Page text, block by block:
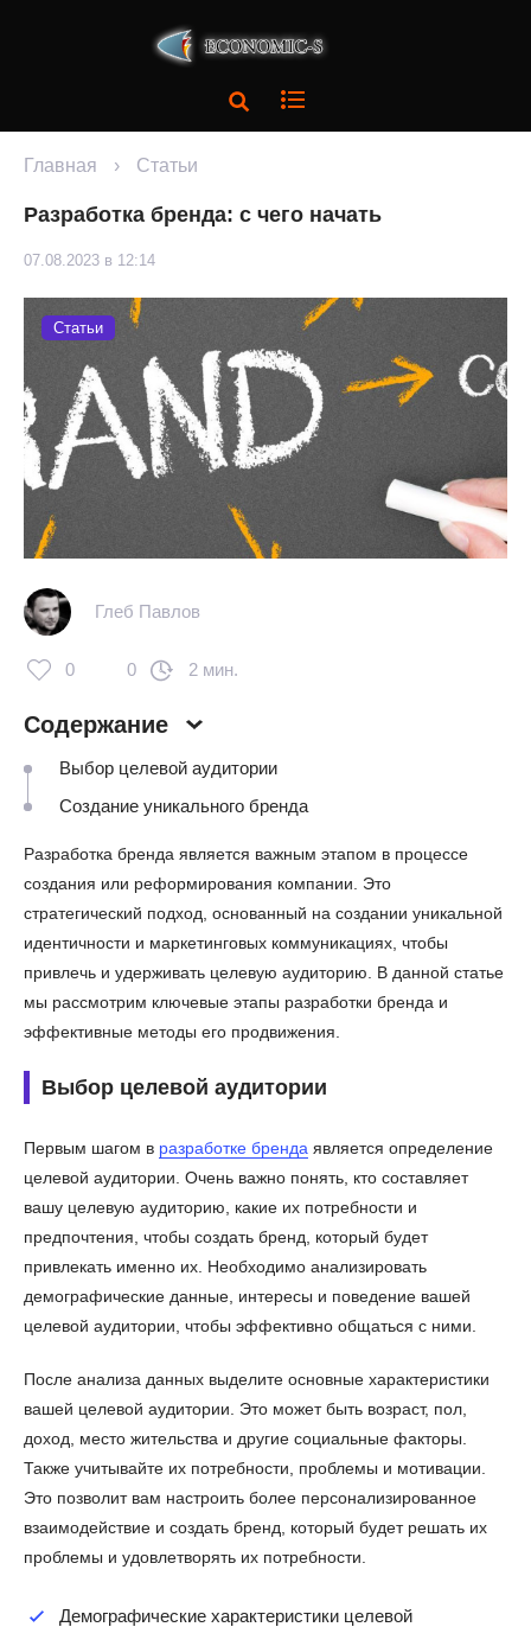
Главная › Статьи
Разработка бренда: с чего начать
07.08.2023 в 12:14
Статьи
Глеб Павлов
0 0 2 мин.
Содержание
Выбор целевой аудитории
Создание уникального бренда
Разработка бренда является важным этапом в процессе
создания или реформирования компании. Это
стратегический подход, основанный на создании уникальной
идентичности и маркетинговых коммуникациях, чтобы
привлечь и удерживать целевую аудиторию. В данной статье
мы рассмотрим ключевые этапы разработки бренда и
эффективные методы его продвижения.
Выбор целевой аудитории
Первым шагом в разработке бренда является определение
целевой аудитории. Очень важно понять, кто составляет
вашу целевую аудиторию, какие их потребности и
предпочтения, чтобы создать бренд, который будет
привлекать именно их. Необходимо анализировать
демографические данные, интересы и поведение вашей
целевой аудитории, чтобы эффективно общаться с ними.
После анализа данных выделите основные характеристики
вашей целевой аудитории. Это может быть возраст, пол,
доход, место жительства и другие социальные факторы.
Также учитывайте их потребности, проблемы и мотивации.
Это позволит вам настроить более персонализированное
взаимодействие и создать бренд, который будет решать их
проблемы и удовлетворять их потребности.
Демографические характеристики целевой